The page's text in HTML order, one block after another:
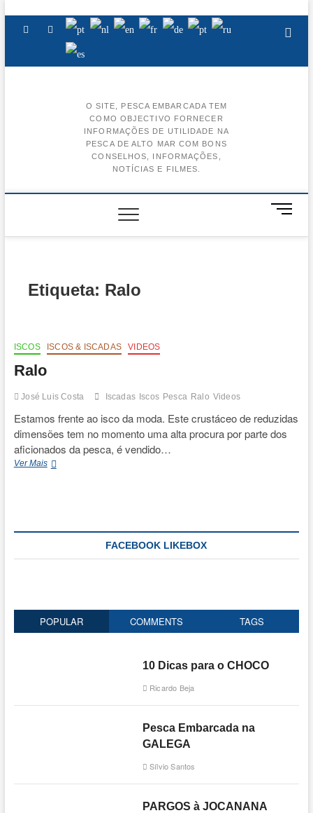
content
FacebookInstagramYoutube
O SITE, PESCA EMBARCADA TEM
COMO OBJECTIVO FORNECER
INFORMAÇÕES DE UTILIDADE NA
PESCA DE ALTO MAR COM BONS
CONSELHOS, INFORMAÇÕES,
NOTÍCIAS E FILMES.
M
n
Etiqueta: Ralo
ISCOS ISCOS & ISCADAS VIDEOS
Ralo
José Luis Costa Iscadas Iscos Pesca Ralo Videos
Estamos frente ao isco da moda. Este crustáceo de reduzidas
dimensões tem no momento uma alta procura por parte dos
aficionados da pesca, é vendido…
Ver MaisRalo
FACEBOOK LIKEBOX
POPULAR COMMENTS TAGS
10 Dicas para o CHOCO
Ricardo Beja
Pesca Embarcada na
GALEGA
Sílvio Santos
PARGOS à JOCANANA